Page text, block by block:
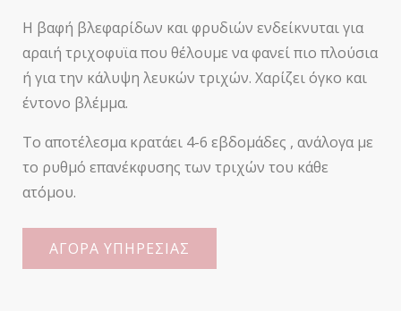
Η βαφή βλεφαρίδων και φρυδιών ενδείκνυται για
αραιή τριχοφυϊαπου θέλουμε να φανεί πιο πλούσια
ή για την κάλυψη λευκών τριχών. Χαρίζει όγκο και
έντονο βλέμμα.
Το αποτέλεσμα κρατάει 4-6 εβδομάδες , ανάλογα με
το ρυθμό επανέκφυσης των τριχών του κάθε
ατόμου.
ΑΓΟΡΑ ΥΠΗΡΕΣΙΑΣ